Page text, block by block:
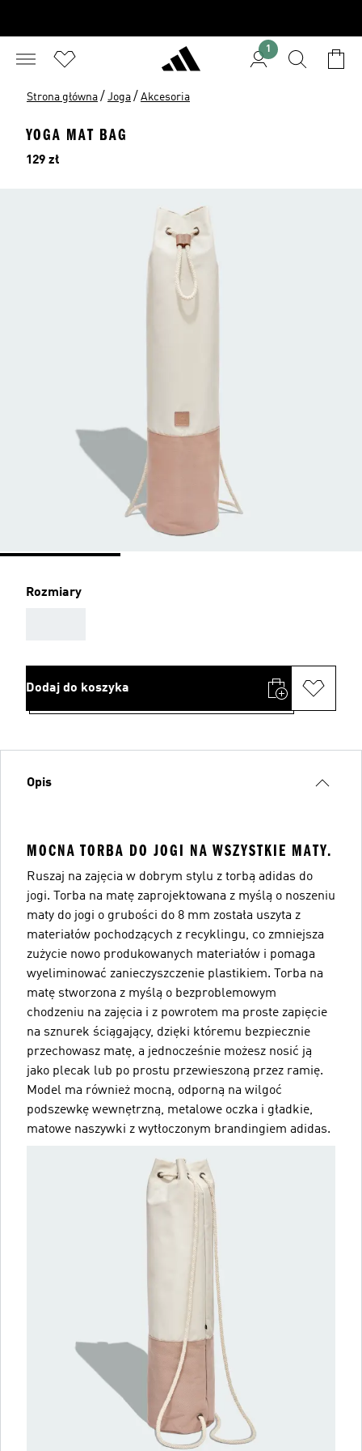
1
Strona główna / Joga / Akcesoria
YOGA MAT BAG
Cena
129 zł
Rozmiary
Dodaj do koszyka
Opis
MOCNA TORBA DO JOGI NA WSZYSTKIE MATY.
Ruszaj na zajęcia w dobrym stylu z torbą adidas do
jogi. Torba na matę zaprojektowana z myślą o noszeniu
maty do jogi o grubości do 8 mm została uszyta z
materiałów pochodzących z recyklingu, co zmniejsza
zużycie nowo produkowanych materiałów i pomaga
wyeliminować zanieczyszczenie plastikiem. Torba na
matę stworzona z myślą o bezproblemowym
chodzeniu na zajęcia i z powrotem ma proste zapięcie
na sznurek ściągający, dzięki któremu bezpiecznie
przechowasz matę, a jednocześnie możesz nosić ją
jako plecak lub po prostu przewieszoną przez ramię.
Model ma również mocną, odporną na wilgoć
podszewkę wewnętrzną, metalowe oczka i gładkie,
matowe naszywki z wytłoczonym brandingiem adidas.